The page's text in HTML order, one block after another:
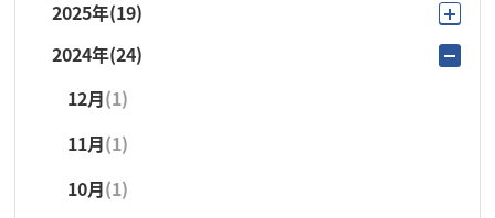
7月(2)
6月(4)
5月(4)
4月(2)
3月(1)
2025年(19)
11月(3)
10月(2)
7月(2)
6月(3)
2024年(24)
12月(1)
11月(1)
10月(1)